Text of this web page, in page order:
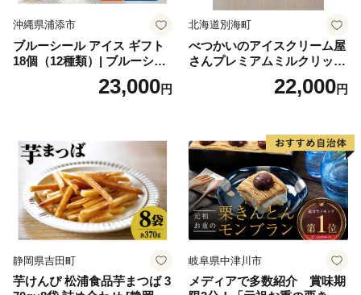
沖縄県浦添市
ブルーシール アイス ギフト
18個（12種類）| ブルーシー
ルアイス ブルーシールアイ
スクリーム 着日指定可能 送
誕生日 カップ 詰め合わせ バ
ラエティ | バニラ チョコレー
ト ストロベリー ピスタチオ
バニラ＆クッキー ウベ 沖縄
紅イモ 塩ちんすこう 沖縄シ
ークヮーサー 沖縄黒糖 琉球
ロイヤルミルクティ 沖縄パ
イン
23,000円
北海道別海町
べつかいのアイスクリーム屋
さんプレミアムミルクリッチ
12個（AP-01）（ 北海道アイ
ス 北海道産アイス アイス ア
道産アイス 道産アイスクリ
ーム ギフト 詰合せ 詰め合わ
せ ふるさと納税 ）
22,000円
静岡県吉田町
芋けんぴ 松浦食品芋まつば 3
岐阜県中津川市
メディアで多数紹介 賞味期